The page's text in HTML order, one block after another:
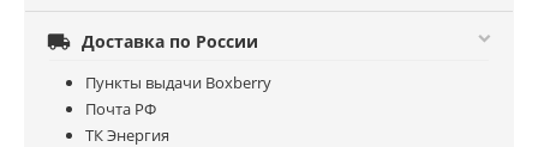
 Доставка по России
Пункты выдачи Boxberry
Почта РФ
ТК Энергия